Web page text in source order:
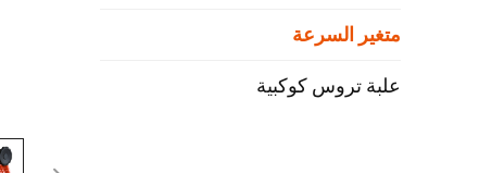
متغير السرعة
علبة تروس كوكبية